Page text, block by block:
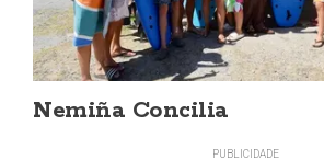
Nemiña Concilia